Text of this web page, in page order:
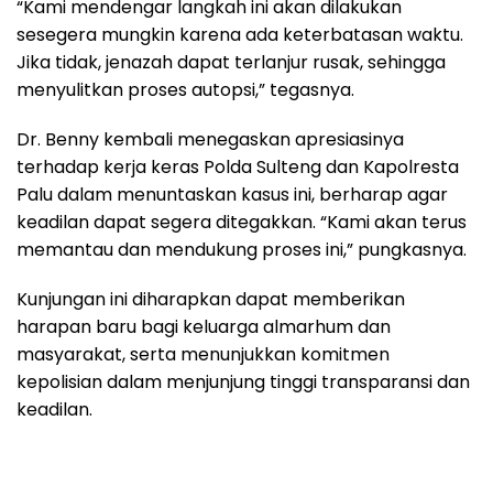
“Kami mendengar langkah ini akan dilakukan
sesegera mungkin karena ada keterbatasan waktu.
Jika tidak, jenazah dapat terlanjur rusak, sehingga
menyulitkan proses autopsi,” tegasnya.
Dr. Benny kembali menegaskan apresiasinya
terhadap kerja keras Polda Sulteng dan Kapolresta
Palu dalam menuntaskan kasus ini, berharap agar
keadilan dapat segera ditegakkan. “Kami akan terus
memantau dan mendukung proses ini,” pungkasnya.
Kunjungan ini diharapkan dapat memberikan
harapan baru bagi keluarga almarhum dan
masyarakat, serta menunjukkan komitmen
kepolisian dalam menjunjung tinggi transparansi dan
keadilan.